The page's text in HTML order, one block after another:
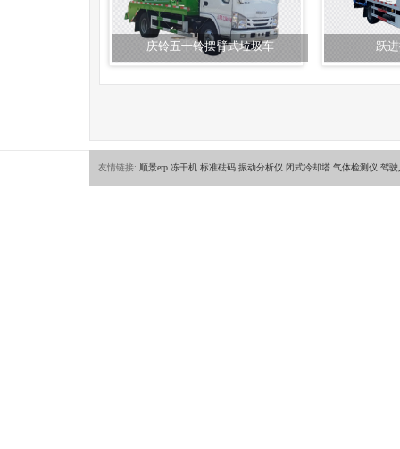
庆铃五十铃摆臂式垃圾车 跃
友情链接: 顺景erp 冻干机 标准砝码 振动分析仪 闭式冷却塔 气体检测仪 驾驶